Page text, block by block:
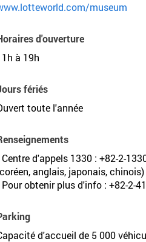
museum
d'ouverture
à 19h
fériés
toute l'année
Centre d'appels 1330 : +82-2-
anglais, japonais, chinois)
Pour obtenir plus d'info : +82-2-
d'accueil de 5 000